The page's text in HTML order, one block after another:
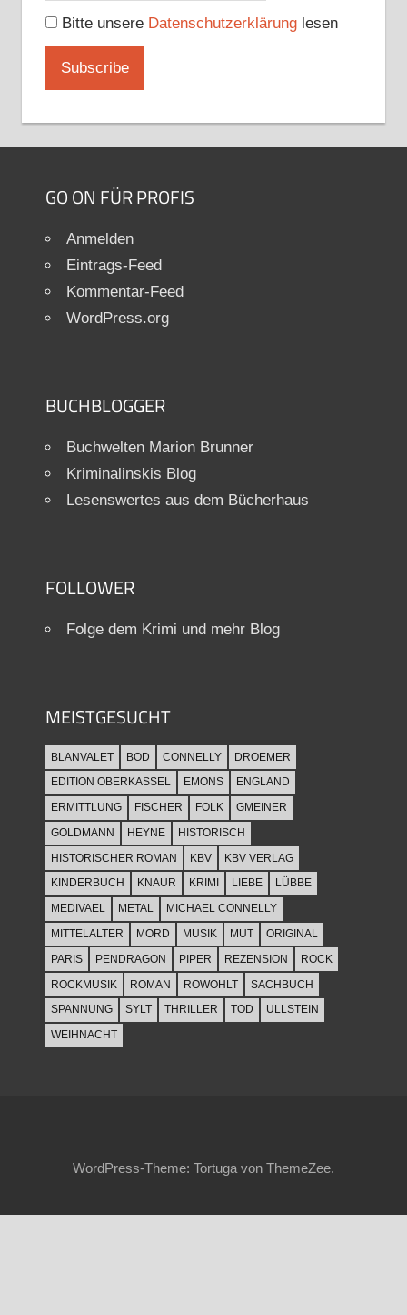
Bitte unsere Datenschutzerklärunglesen
GO ON FÜR PROFIS
Anmelden
Eintrags-Feed
Kommentar-Feed
WordPress.org
BUCHBLOGGER
Buchwelten Marion Brunner
Kriminalinskis Blog
Lesenswertes aus dem Bücherhaus
FOLLOWER
Folge dem Krimi und mehr Blog
MEISTGESUCHT
BLANVALET BOD CONNELLY
DROEMER
EDITION OBERKASSEL
EMONS
ENGLAND
ERMITTLUNG
FISCHER FOLK
GMEINER
GOLDMANN
HEYNE
HISTORISCH
HISTORISCHER ROMAN
KBV
KBV VERLAG
KINDERBUCH
KNAUR KRIMI LIEBE
LÜBBE
MEDIVAEL
METAL
MICHAEL CONNELLY
MITTELALTER
MORD MUSIK MUT
ORIGINAL
PARIS
PENDRAGON PIPER REZENSION
ROCK
ROCKMUSIK
ROMAN ROWOHLT
SACHBUCH
SPANNUNG
SYLT THRILLER TOD
ULLSTEIN
WEIHNACHT
WordPress-Theme: Tortuga von ThemeZee.